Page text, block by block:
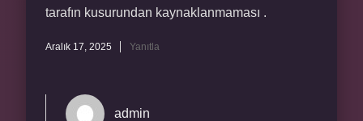
tarafın kusurundan kaynaklanmaması .
Aralık 17, 2025 Yanıtla
admin